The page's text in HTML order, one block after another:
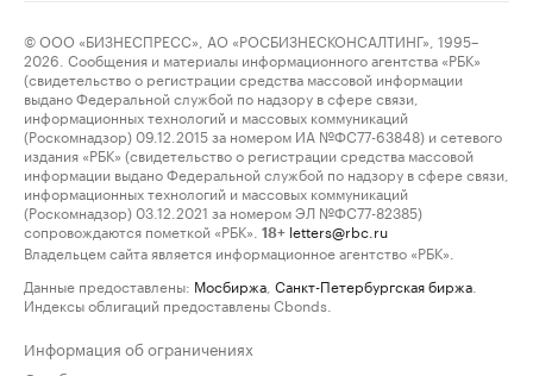
© ООО «БИЗНЕСПРЕСС», АО «РОСБИЗНЕСКОНСАЛТИНГ», 1995–
2026. Сообщения и материалы информационного агентства «РБК»
(свидетельство о регистрации средства массовой информации
выдано Федеральной службой по надзору в сфере связи,
информационных технологий и массовых коммуникаций
(Роскомнадзор) 09.12.2015 за номером ИА №ФС77-63848) и сетевого
издания «РБК» (свидетельство о регистрации средства массовой
информации выдано Федеральной службой по надзору в сфере связи,
информационных технологий и массовых коммуникаций
(Роскомнадзор) 03.12.2021 за номером ЭЛ №ФС77-82385)
сопровождаются пометкой «РБК».
18+ letters@rbc.ru
Владельцем сайта является информационное агентство «РБК».
Данные предоставлены: Мосбиржа Санкт-Петербургская биржа
Индексы облигаций предоставлены Cbonds.
Информация об ограничениях